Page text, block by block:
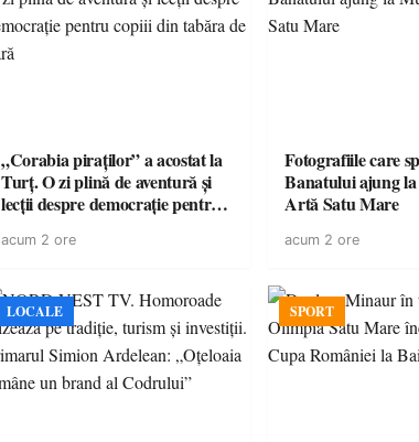
„Corabia piraților” a acostat la
Turț. O zi plină de aventură și
lecții despre democrație pentru
acum 2 ore
Fotografiile care
Banatului ajung
Artă Satu Mare
acum 2 ore
LOCALE SPORT